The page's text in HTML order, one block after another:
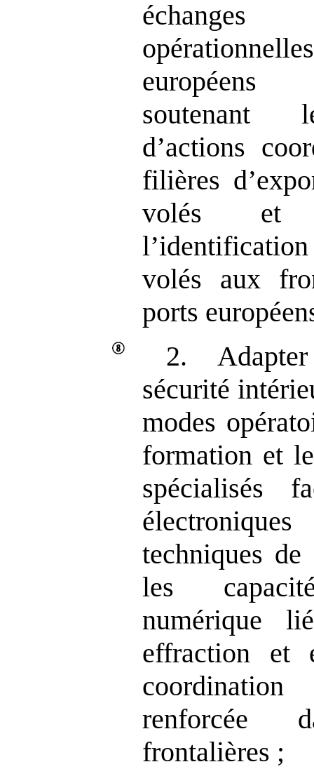
échanges
européens
soutenant
d’actions
filières
volés et
volés aux
ports
2.
sécurité
modes
formation et
spécialisés
techniques
les
numérique
effraction et
renforcée
frontalières ;